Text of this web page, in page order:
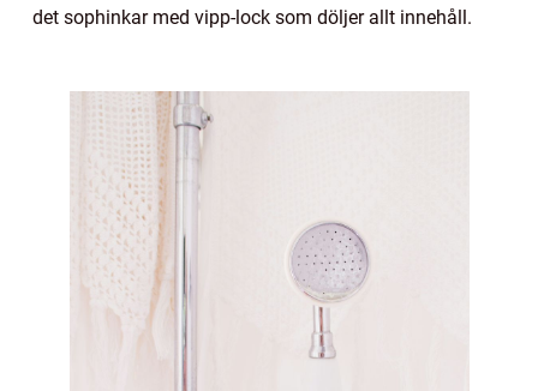
det sophinkar med vipp-lock som döljer allt innehåll.